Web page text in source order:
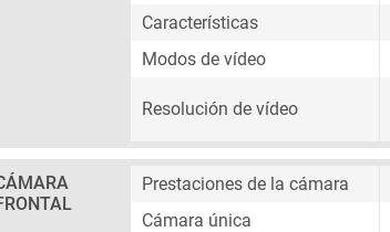
Características
Modos de vídeo
Resolución de vídeo
Prestaciones de la cámara
Cámara única